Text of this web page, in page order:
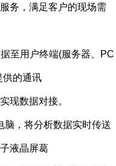
务，满足客户的现场需
至用户终端(服务器、 PC
供的通讯
现数据对接。
脑，将分析数据实时传送
液晶屏葛